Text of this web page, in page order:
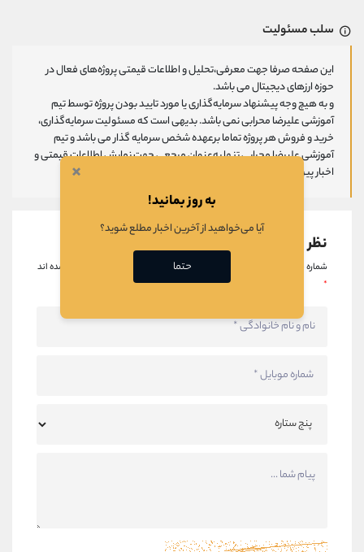
سلب مسئولیت
این صفحه صرفا جهت معرفی،تحلیل و اطلاعات قیمتی پروژه‌های فعال در
حوزه ارزهای دیجیتال می باشد.
و به هیچ وجه پیشنهاد سرمایه‌گذاری یا مورد تایید بودن پروژه توسط تیم
آموزشی علیرضا محرابی نمی باشد. بدیهی است که مسئولیت سرمایه‌گذاری،
خرید و فروش هر پروژه تماما برعهده شخص سرمایه گذار می باشد و تیم
آموزشی علیرضا محرابی تنها به‌عنوان مرجعی جهت نمایش اطلاعات قیمتی و
اخبار پیرامون این پروژه‌‌ها عمل می‌کند.
نظر بدهید
شماره موبایل شما منتشر نخواهد شد.
قسمت های مورد نیاز علامت گذاری شده اند
*
×
به روز بمانید!
آیا می‌خواهید از آخرین اخبار مطلع شوید؟
حتما